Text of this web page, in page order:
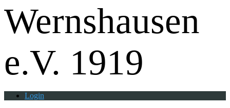
Wernshausen
e.V. 1919
Login